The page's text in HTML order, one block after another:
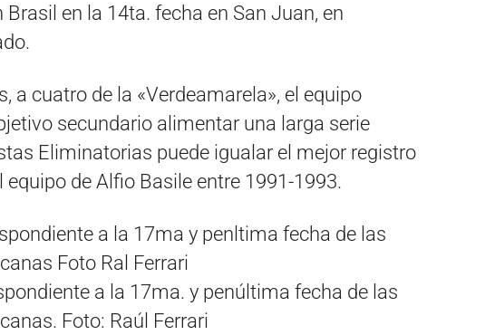
en la 14ta. fecha en San Juan, en
a cuatro de la «Verdeamarela», el equipo
secundario alimentar una larga serie
Eliminatorias puede igualar el mejor registro
de Alfio Basile entre 1991-1993.
a la 17ma. y penúltima fecha de las
Foto: Raúl Ferrari